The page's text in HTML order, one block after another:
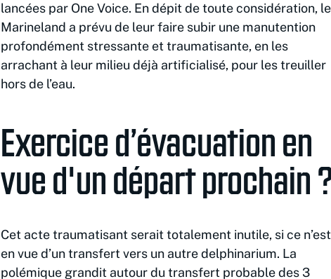
lancées par One Voice. En dépit de toute considération, le
Marineland a prévu de leur faire subir une manutention
profondément stressante et traumatisante, en les
arrachant à leur milieu déjà artificialisé, pour les treuiller
hors de l’eau.
Exercice d’évacuation en
vue d'un départ prochain
Cet acte traumatisant serait totalement inutile, si ce n’est
en vue d’un transfert vers un autre delphinarium. La
polémique grandit autour du transfert probable des 3